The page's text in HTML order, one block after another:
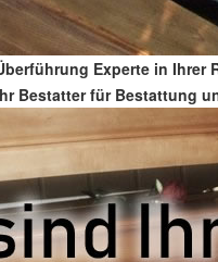
Experte in
Bestatter für Bestattung